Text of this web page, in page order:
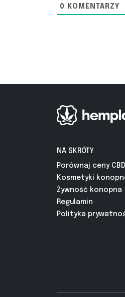
0 KOMENTARZY
NA SKRÓTY
Porównaj ceny CBD
Kosmetyki
Żywność konopna
Regulamin
Polityka